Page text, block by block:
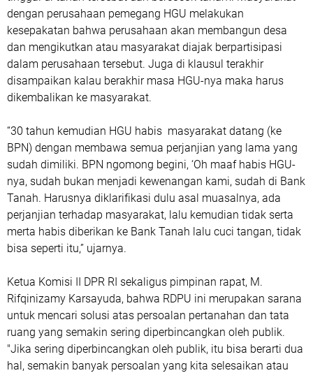
dengan perusahaan pemegang HGU melakukan
kesepakatan bahwa perusahaan akan membangun desa
dan mengikutkan atau masyarakat diajak berpartisipasi
dalam perusahaan tersebut. Juga di klausul terakhir
disampaikan kalau berakhir masa HGU-nya maka harus
dikembalikan ke masyarakat.
“30 tahun kemudian HGU habis masyarakat datang (ke
BPN) dengan membawa semua perjanjian yang lama yang
sudah dimiliki. BPN ngomong begini, ‘Oh maaf habis HGU-
nya, sudah bukan menjadi kewenangan kami, sudah di Bank
Tanah. Harusnya diklarifikasi dulu asal muasalnya, ada
perjanjian terhadap masyarakat, lalu kemudian tidak serta
merta habis diberikan ke Bank Tanah lalu cuci tangan, tidak
bisa seperti itu,” ujarnya.
Ketua Komisi II DPR RI sekaligus pimpinan rapat, M.
Rifqinizamy Karsayuda, bahwa RDPU ini merupakan sarana
untuk mencari solusi atas persoalan pertanahan dan tata
ruang yang semakin sering diperbincangkan oleh publik.
"Jika sering diperbincangkan oleh publik, itu bisa berarti dua
hal, semakin banyak persoalan yang kita selesaikan atau